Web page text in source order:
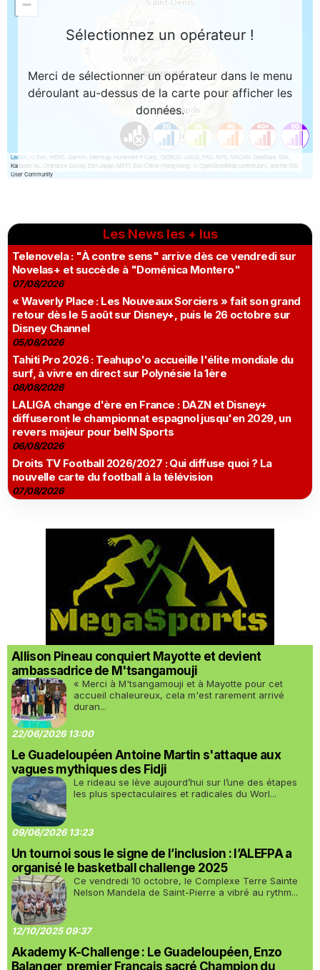
Les News les + lus
Telenovela : "À contre sens" arrive dès ce vendredi sur
Novelas+ et succède à "Doménica Montero"
07/08/2026
« Waverly Place : Les Nouveaux Sorciers » fait son grand
retour dès le 5 août sur Disney+, puis le 26 octobre sur
Disney Channel
05/08/2026
Tahiti Pro 2026 : Teahupo'o accueille l'élite mondiale du
surf, à vivre en direct sur Polynésie la 1ère
08/08/2026
LALIGA change d'ère en France : DAZN et Disney+
diffuseront le championnat espagnol jusqu'en 2029, un
revers majeur pour beIN Sports
06/08/2026
Droits TV Football 2026/2027 : Qui diffuse quoi ? La
nouvelle carte du football à la télévision
07/08/2026
Allison Pineau conquiert Mayotte et devient
ambassadrice de M'tsangamouji
« Merci à M'tsangamouji et à Mayotte pour cet
accueil chaleureux, cela m'est rarement arrivé
duran...
22/06/2026 13:00
Le Guadeloupéen Antoine Martin s'attaque aux
vagues mythiques des Fidji
Le rideau se lève aujourd’hui sur l’une des étapes
les plus spectaculaires et radicales du Worl...
09/06/2026 13:23
Un tournoi sous le signe de l’inclusion : l’ALEFPA a
organisé le basketball challenge 2025
Ce vendredi 10 octobre, le Complexe Terre Sainte
Nelson Mandela de Saint-Pierre a vibré au rythm...
12/10/2025 09:37
Akademy K-Challenge : Le Guadeloupéen, Enzo
Balanger, premier Français sacré Champion du